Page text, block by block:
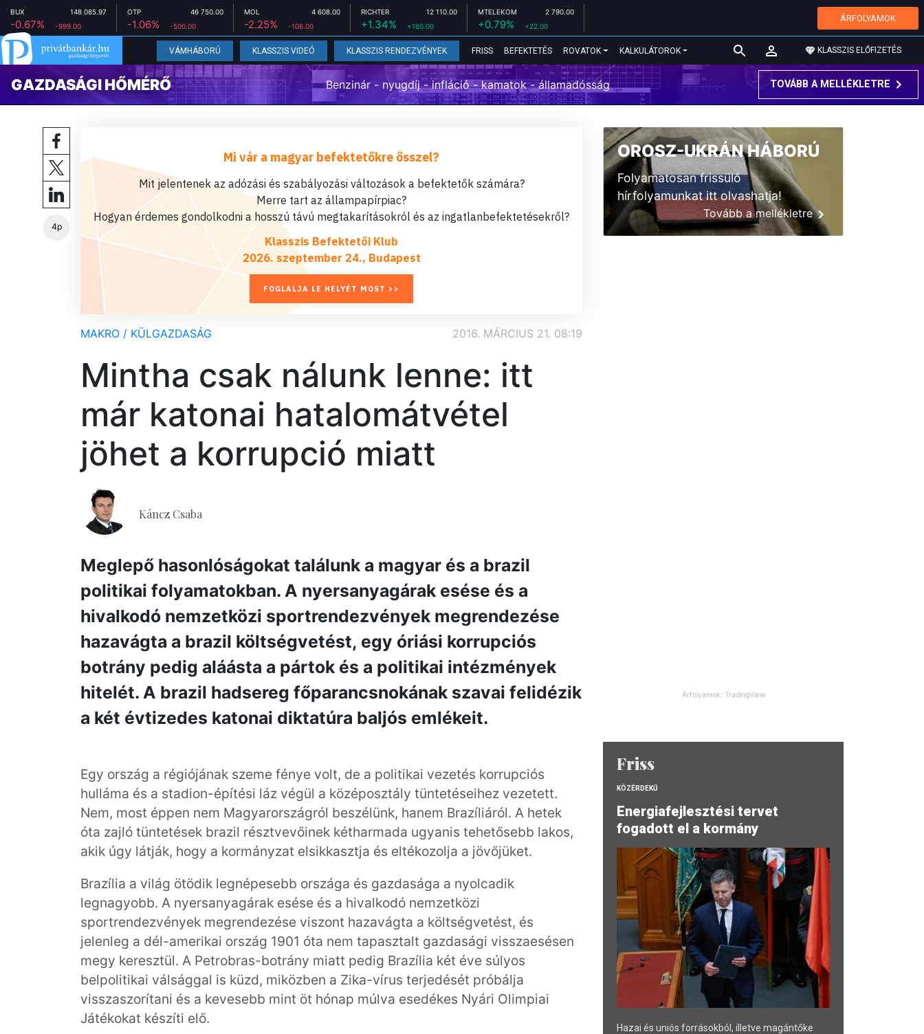
BUX 148 085.97
-0.67% -999.00
OTP 46 750.00
-1.06% -500.00
MOL 4 608.00
-2.25% -106.00
RICHTER 12 110.00
+1.34% +160.00
MTELEKOM 2 790.00
+0.79% +22.00
ÁRFOLYAMOK
VÁMHÁBORÚ KLASSZIS VIDEÓ KLASSZIS RENDEZVÉNYEK FRISS BEFEKTETÉS ROVATOK KALKULÁTOROK KLASSZIS ELŐFIZETÉS
GAZDASÁGI HŐMÉRŐ Benzinár - nyugdíj - infláció - kamatok - államadósság TOVÁBB A MELLÉKLETRE
4p
Mi vár a magyar befektetőkre ősszel?
Mit jelentenek az adózási és szabályozási változások a befektetők számára?
Merre tart az állampapírpiac?
Hogyan érdemes gondolkodni a hosszú távú megtakarításokról és az ingatlanbefektetésekről?
Klasszis Befektetői Klub
2026. szeptember 24., Budapest
FOGLALJA LE HELYÉT MOST >>
MAKRO / KÜLGAZDASÁG 2016. MÁRCIUS 21. 08:19
Mintha csak nálunk lenne: itt
már katonai hatalomátvétel
jöhet a korrupció miatt
Káncz Csaba
Meglepő hasonlóságokat találunk a magyar és a brazil
politikai folyamatokban. A nyersanyagárak esése és a
hivalkodó nemzetközi sportrendezvények megrendezése
hazavágta a brazil költségvetést, egy óriási korrupciós
botrány pedig aláásta a pártok és a politikai intézmények
hitelét. A brazil hadsereg főparancsnokának szavai felidézik
a két évtizedes katonai diktatúra baljós emlékeit.
Egy ország a régiójának szeme fénye volt, de a politikai vezetés korrupciós
hulláma és a stadion-építési láz végül a középosztály tüntetéseihez vezetett.
Nem, most éppen nem Magyarországról beszélünk, hanem Brazíliáról. A hetek
óta zajló tüntetések brazil résztvevőinek kétharmada ugyanis tehetősebb lakos,
akik úgy látják, hogy a kormányzat elsikkasztja és eltékozolja a jövőjüket.
Brazília a világ ötödik legnépesebb országa és gazdasága a nyolcadik
legnagyobb. A nyersanyagárak esése és a hivalkodó nemzetközi
sportrendezvények megrendezése viszont hazavágta a költségvetést, és
jelenleg a dél-amerikai ország 1901 óta nem tapasztalt gazdasági visszaesésen
megy keresztül. A Petrobras-botrány miatt pedig Brazília két éve súlyos
belpolitikai válsággal is küzd, miközben a Zika-vírus terjedését próbálja
visszaszorítani és a kevesebb mint öt hónap múlva esedékes Nyári Olimpiai
Játékokat készíti elő.
OROSZ-UKRÁN HÁBORÚ
Folyamatosan frissülő
hírfolyamunkat itt olvashatja!
Tovább a mellékletre
Árfolyamok: TradingView
Friss
KÖZÉRDEKŰ
Energiafejlesztési tervet
fogadott el a kormány
Hazai és uniós forrásokból, illetve magántőke